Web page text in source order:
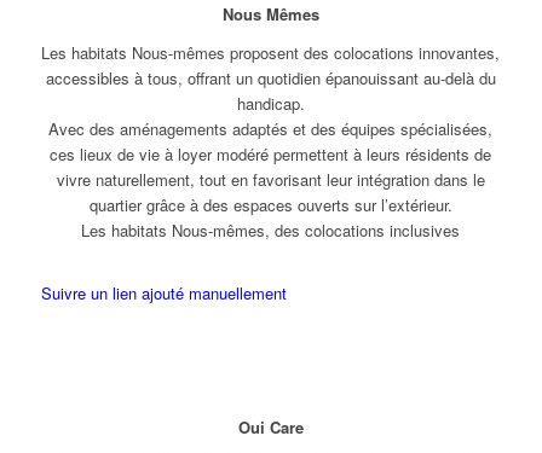
Nous Mêmes
Les habitats Nous-mêmes proposent des colocations innovantes,
accessibles à tous, offrant un quotidien épanouissant au-delà du
handicap.
Avec des aménagements adaptés et des équipes spécialisées,
ces lieux de vie à loyer modéré permettent à leurs résidents de
vivre naturellement, tout en favorisant leur intégration dans le
quartier grâce à des espaces ouverts sur l’extérieur.
Les habitats Nous-mêmes, des colocations inclusives
Suivre un lien ajouté manuellement
Oui Care